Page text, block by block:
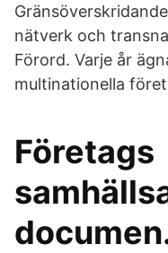
nätverk och
Förord. Varje år
multinationella
Företags